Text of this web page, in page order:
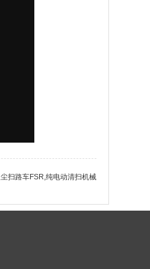
扫路车FSR,纯电动清扫机械